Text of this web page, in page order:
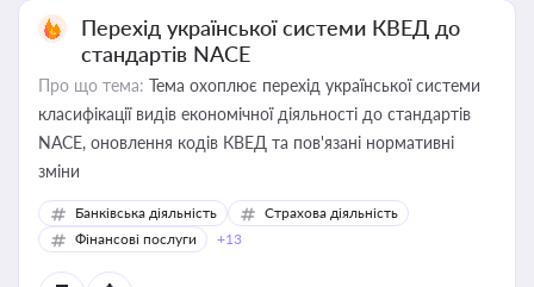
Перехід української системи КВЕД до
стандартів NACE
Про що тема: Тема охоплює перехід української системи
класифікації видів економічної діяльності до стандартів
NACE, оновлення кодів КВЕД та пов'язані нормативні
зміни
Банківська діяльність
Страхова діяльність
Фінансові послуги
+13